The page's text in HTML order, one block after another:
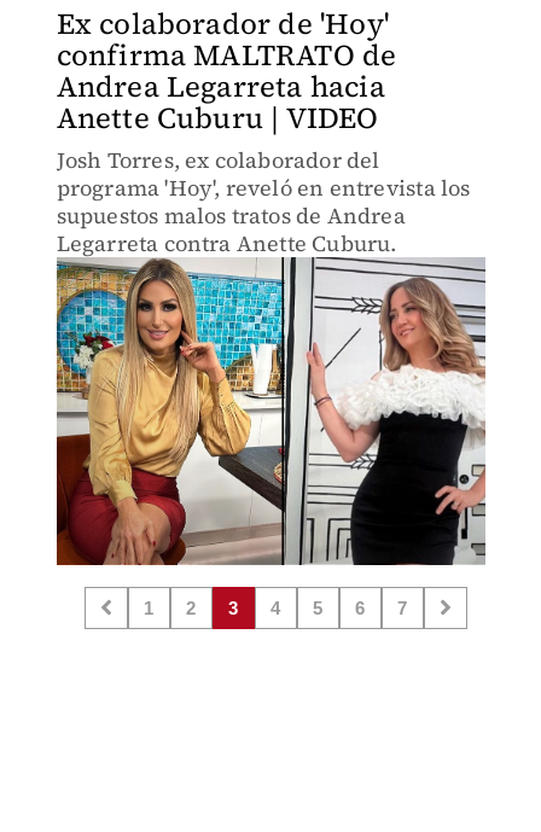
Ex colaborador de 'Hoy'
confirma MALTRATO de
Andrea Legarreta hacia
Anette Cuburu | VIDEO
Josh Torres, ex colaborador del
programa 'Hoy', reveló en entrevista los
supuestos malos tratos de Andrea
Legarreta contra Anette Cuburu.
1 2 3 4 5 6 7